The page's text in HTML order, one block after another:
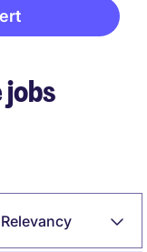
Relevancy